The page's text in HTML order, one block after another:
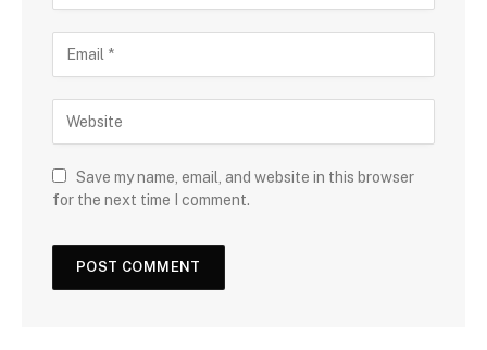
Save my name, email, and website in this browser
for the next time I comment.